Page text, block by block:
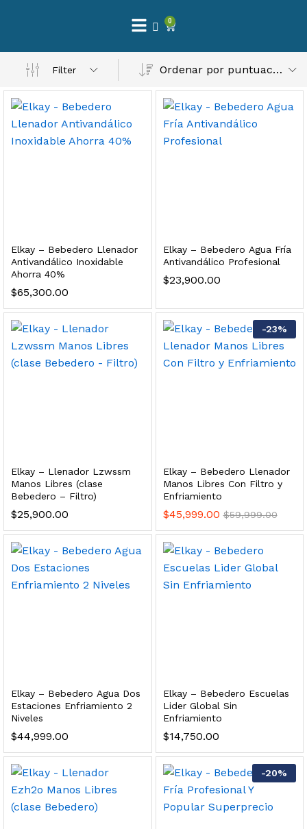
0
Filter Ordenar por puntuación media
Elkay – Bebedero Llenador
Antivandálico Inoxidable
Ahorra 40%
$65,300.00
Elkay – Bebedero Agua Fría
Antivandálico Profesional
$23,900.00
Elkay – Llenador Lzwssm
Manos Libres (clase
Bebedero – Filtro)
$25,900.00
-23%
Elkay – Bebedero Llenador
Manos Libres Con Filtro y
Enfriamiento
$45,999.00 $59,999.00
Elkay – Bebedero Agua Dos
Estaciones Enfriamiento 2
Niveles
$44,999.00
Elkay – Bebedero Escuelas
Lider Global Sin
Enfriamiento
$14,750.00
-20%
– Máxima Calidad En Filtración
3,900.00
al carrito
al carrito
Esterilizador UV 25 Watts 4 Pines
999.00
2,899.00
de Agua | Repuesto (con Polifosfatos)
SS304 Natural Cepillado | Agua Purificada
699.00
al carrito